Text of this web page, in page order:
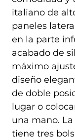
italiano de
paneles
en la parte
acabado de
máximo
diseño
de doble
lugar o
una mano.
tiene tres